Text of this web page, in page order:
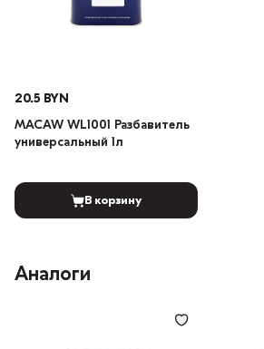
20.5 BYN
MACAW WL1001 Разбавитель
универсальный 1л
В корзину
Аналоги